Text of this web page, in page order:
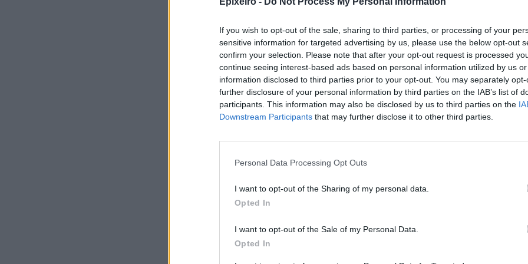
If you wish to opt-out of the sale, sharing to third parties, or processing of your
sensitive information for targeted advertising by us, please use the below opt-out
confirm your selection. Please note that after your opt-out request is processed
continue seeing interest-based ads based on personal information utilized by us
information disclosed to third parties prior to your opt-out. You may separately
further disclosure of your personal information by third parties on the IAB’s list of
participants. This information may also be disclosed by us to third parties on the
Downstream Participants that may further disclose it to other third parties.
Personal Data Processing Opt Outs
I want to opt-out of the Sharing of my personal data.
Opted In
I want to opt-out of the Sale of my Personal Data.
Opted In
Ακολουθήστε το στο
Google Newsκαι μάθετε πρώτοι
όλα τα επιχειρηματικά νέα
επιχειρηματικέςΕιδήσειςαπό την
Ελλάδα και τον κόσμο στο
Σχολιάστε